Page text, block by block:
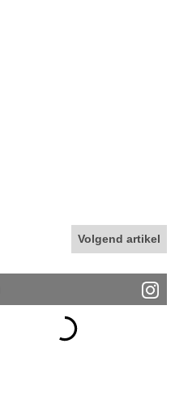
Volgend artikel